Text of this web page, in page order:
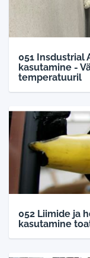
051 Insdustrial
kasutamine​ -
temperatuuril
052 Liimide ja
kasutamine